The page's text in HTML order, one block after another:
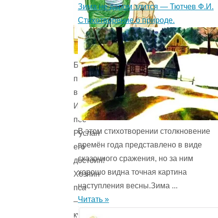
Бесстрашен
пограничник-
воин,
И
пёс
Руслан
его
достоин!
Хозяин
пса
–
кулак
Зима не даром злится — Тютчев Ф.И.
Стихотворение о природе.
В этом стихотворении столкновение
времён года представ­лено в виде
сказочного сражения, но за ним
хорошо видна точная картина
наступления весны.Зима ...
Читать »